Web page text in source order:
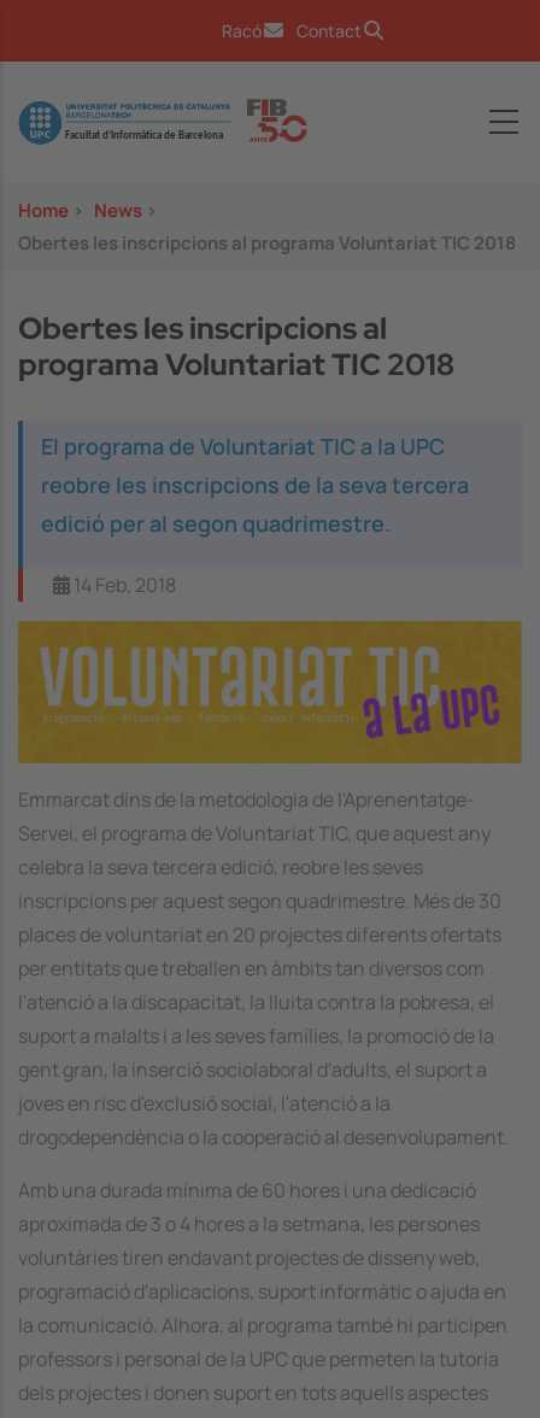
Racó Contact
Image
Home > News >
Obertes les inscripcions al programa Voluntariat TIC 2018
Obertes les inscripcions al
programa Voluntariat TIC 2018
El programa de Voluntariat TIC a la UPC
reobre les inscripcions de la seva tercera
edició per al segon quadrimestre.
14 Feb, 2018
Emmarcat dins de la metodologia de l'Aprenentatge-
Servei, el programa de Voluntariat TIC, que aquest any
celebra la seva tercera edició, reobre les seves
inscripcions per aquest segon quadrimestre. Més de 30
places de voluntariat en 20 projectes diferents ofertats
per entitats que treballen en àmbits tan diversos com
l'atenció a la discapacitat, la lluita contra la pobresa, el
suport a malalts i a les seves famílies, la promoció de la
gent gran, la inserció sociolaboral d'adults, el suport a
joves en risc d'exclusió social, l'atenció a la
drogodependència o la cooperació al desenvolupament.
Amb una durada mínima de 60 hores i una dedicació
aproximada de 3 o 4 hores a la setmana, les persones
voluntàries tiren endavant projectes de disseny web,
programació d'aplicacions, suport informàtic o ajuda en
la comunicació. Alhora, al programa també hi participen
professors i personal de la UPC que permeten la tutoria
dels projectes i donen suport en tots aquells aspectes